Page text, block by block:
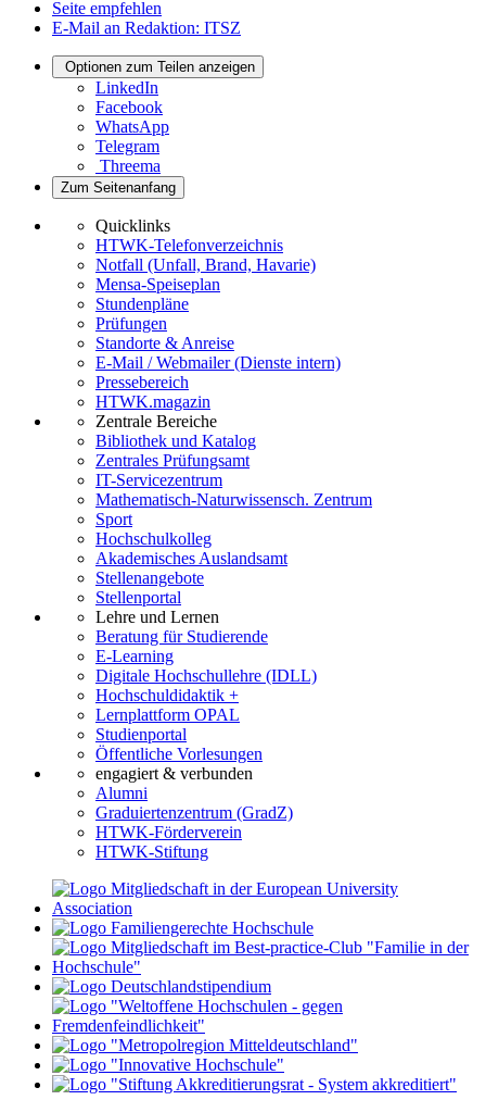
Seite empfehlen
E-Mail an Redaktion: ITSZ
Optionen zum Teilen anzeigen
LinkedIn
Facebook
WhatsApp
Telegram
Threema
Zum Seitenanfang
Quicklinks
HTWK-Telefonverzeichnis
Notfall (Unfall, Brand, Havarie)
Mensa-Speiseplan
Stundenpläne
Prüfungen
Standorte & Anreise
E-Mail / Webmailer (Dienste intern)
Pressebereich
HTWK.magazin
Zentrale Bereiche
Bibliothek und Katalog
Zentrales Prüfungsamt
IT-Servicezentrum
Mathematisch-Naturwissensch. Zentrum
Sport
Hochschulkolleg
Akademisches Auslandsamt
Stellenangebote
Stellenportal
Lehre und Lernen
Beratung für Studierende
E-Learning
Digitale Hochschullehre (IDLL)
Hochschuldidaktik +
Lernplattform OPAL
Studienportal
Öffentliche Vorlesungen
engagiert & verbunden
Alumni
Graduiertenzentrum (GradZ)
HTWK-Förderverein
HTWK-Stiftung